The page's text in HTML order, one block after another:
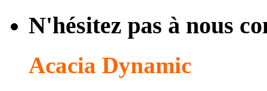
N'hésitez pas à nous
Acacia Dynamic